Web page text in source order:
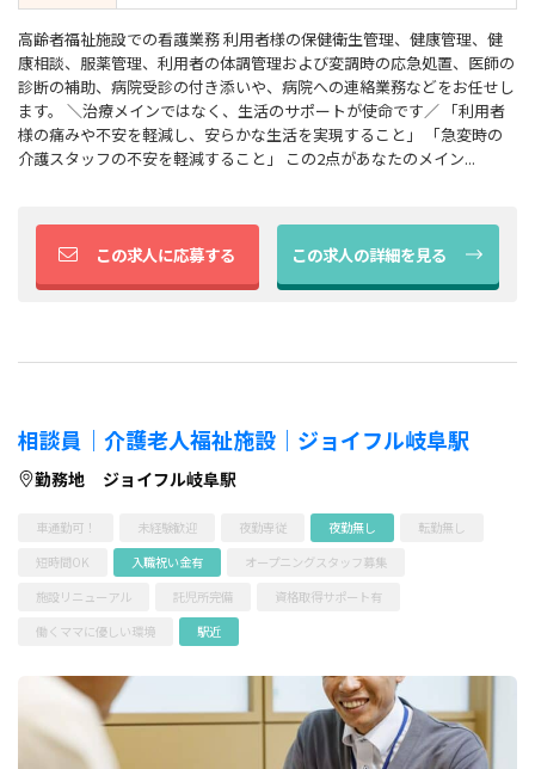
高齢者福祉施設での看護業務 利用者様の保健衛生管理、健康管理、健
康相談、服薬管理、利用者の体調管理および変調時の応急処置、医師の
診断の補助、病院受診の付き添いや、病院への連絡業務などをお任せし
ます。 ＼治療メインではなく、生活のサポートが使命です／ 「利用者
様の痛みや不安を軽減し、安らかな生活を実現すること」 「急変時の
介護スタッフの不安を軽減すること」 この2点があなたのメイン...
この求人に応募する この求人の詳細を見る
相談員｜介護老人福祉施設｜ジョイフル岐阜駅
勤務地 ジョイフル岐阜駅
車通勤可！ 未経験歓迎 夜勤専従 夜勤無し
転勤無し
短時間OK
入職祝い金有
オープニングスタッフ募集
施設リニューアル
託児所完備
資格取得サポート有
働くママに優しい環境
駅近